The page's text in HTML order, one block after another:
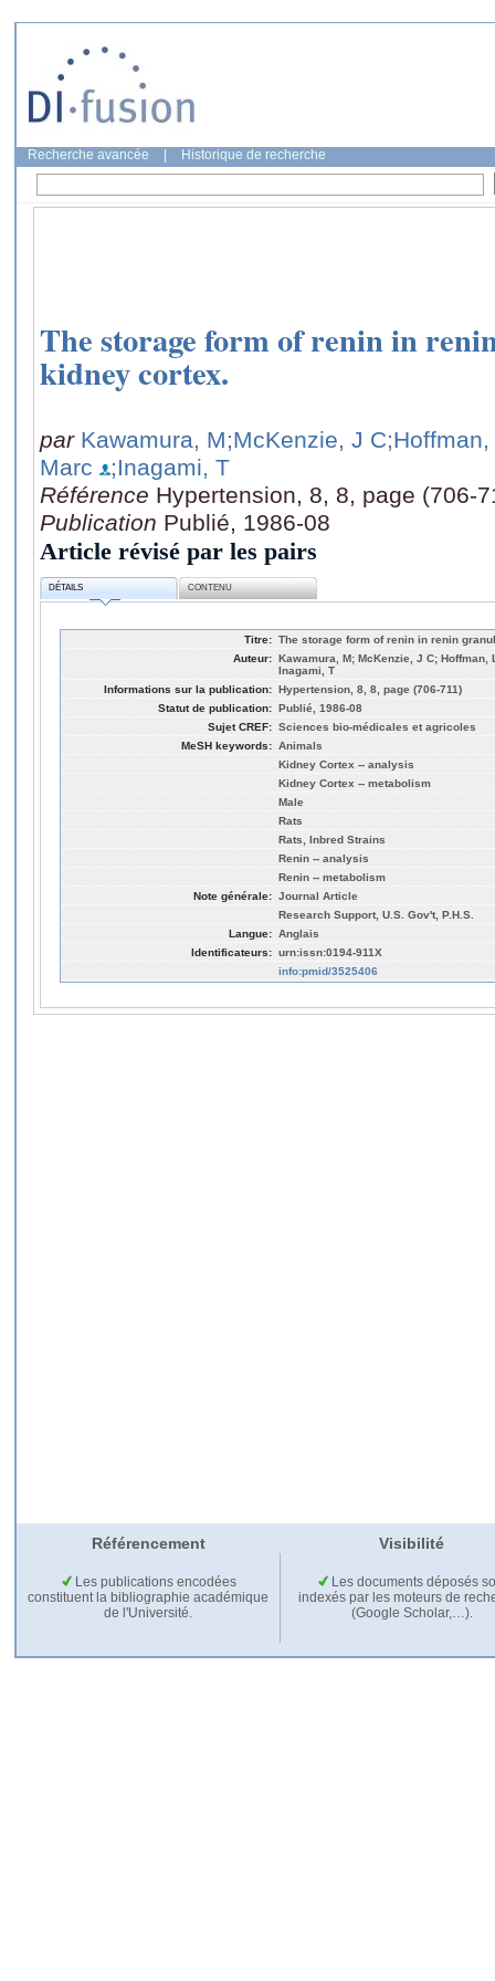
Recherche avancée Historique de recherche
The storage form of renin in
kidney cortex.
par Kawamura, M;McKenzie, J C;Hoffman,
Marc
;Inagami, T
Référence Hypertension, 8, 8, page (706-
Publication Publié, 1986-08
Article révisé par les pairs
DÉTAILS CONTENU
Titre: The storage form of renin in renin
Auteur: Kawamura, M; McKenzie, J C; Hoffman,
Inagami, T
Informations sur la publication: Hypertension, 8, 8, page (706-711)
Statut de publication: Publié, 1986-08
Sujet CREF: Sciences bio-médicales et agricoles
MeSH keywords: Animals
Kidney Cortex -- analysis
Kidney Cortex -- metabolism
Male
Rats
Rats, Inbred Strains
Renin -- analysis
Renin -- metabolism
Note générale: Journal Article
Research Support, U.S. Gov't, P.H.S.
Langue: Anglais
Identificateurs: urn:issn:0194-911X
info:pmid/3525406
Référencement Visibilité
Les publications encodées
constituent la bibliographie académique
de l'Université.
Les documents déposés
indexés par les moteurs de
(Google Scholar,…).